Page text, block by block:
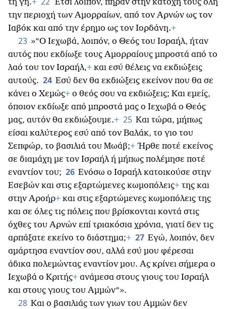
τη γη.+
Έτσι λοιπόν, πήραν στην κατοχή τους όλη
την περιοχή των Αμορραίων, από τον Αρνών ως τον
Ιαβόκ και από την έρημο ως τον Ιορδάνη.+
23 »”Ο Ιεχωβά, λοιπόν, ο Θεός του Ισραήλ, ήταν
αυτός που εκδίωξε τους Αμορραίους μπροστά από το
λαό του τον Ισραήλ,+ και εσύ θέλεις να εκδιώξεις
αυτούς. 24 Εσύ δεν θα εκδιώξεις εκείνον που θα σε
κάνει ο Χεμώς+ ο θεός σου να εκδιώξεις; Και εμείς,
όποιον εκδίωξε από μπροστά μας ο Ιεχωβά ο Θεός
μας, αυτόν θα εκδιώξουμε.+ 25 Και τώρα, μήπως
είσαι καλύτερος εσύ από τον Βαλάκ, το γιο του
Σεπφώρ, το βασιλιά του Μωάβ;+ Ήρθε ποτέ εκείνος
σε διαμάχη με τον Ισραήλ ή μήπως πολέμησε ποτέ
εναντίον του; 26 Ενόσω ο Ισραήλ κατοικούσε στην
Εσεβών και στις εξαρτώμενες κωμοπόλεις+ της και
στην Αροήρ+ και στις εξαρτώμενες κωμοπόλεις της
και σε όλες τις πόλεις που βρίσκονται κοντά στις
όχθες του Αρνών επί τριακόσια χρόνια, γιατί δεν τις
αρπάξατε εκείνο το διάστημα;+ 27 Εγώ, λοιπόν, δεν
αμάρτησα εναντίον σου, αλλά εσύ μου φέρεσαι
άδικα πολεμώντας εναντίον μου. Ας κρίνει σήμερα ο
Ιεχωβά ο Κριτής+ ανάμεσα στους γιους του Ισραήλ
και στους γιους του Αμμών”».
28 Και ο βασιλιάς των γιων του Αμμών δεν